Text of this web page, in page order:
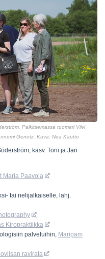
Palkitsemassa tuomari Viivi
Genetz. Kuva: Nea Kautto
kasv. Toni ja Jari
Maria Paavola
tai nelijalkaiselle, lahj.
Kiropraktiikka
palveluihin, Maripam
ravirata